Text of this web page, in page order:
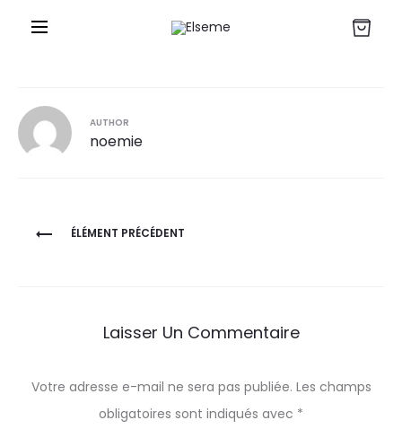
AUTHOR
noemie
Navigation
de
ÉLÉMENT PRÉCÉDENT
Laisser Un Commentaire
Votre adresse e-mail ne sera pas publiée. Les champs
obligatoires sont indiqués avec *